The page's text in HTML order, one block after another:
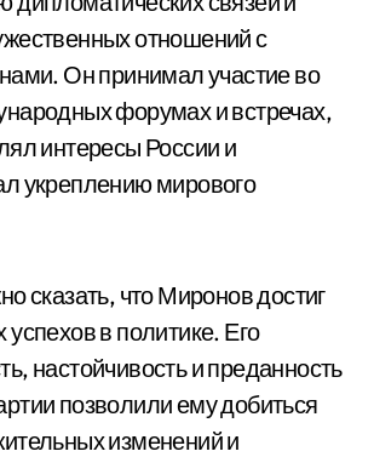
отношений с
Он принимал участие во
форумах и встречах,
интересы России и
укреплению мирового
сказать, что Миронов достиг
успехов в политике. Его
настойчивость и преданность
позволили ему добиться
изменений и